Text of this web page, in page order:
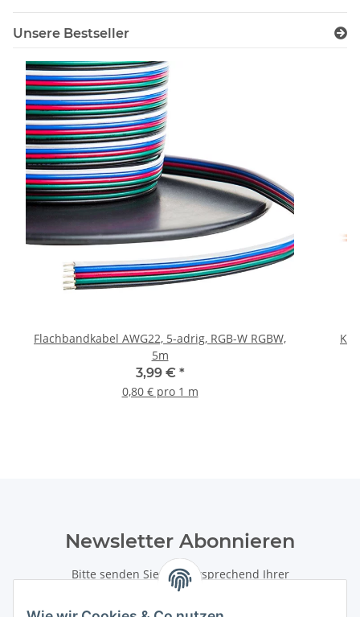
Unsere Bestseller
Flachbandkabel AWG22, 5-adrig, RGB-W RGBW,
5m
3,99 € *
0,80 € pro 1 m
Newsletter Abonnieren
Bitte senden Sie mir entsprechend Ihrer
regelmäßig und jederzeit widerruflich
Informationen zu Ihrem Produktsortiment per E-Mail zu.